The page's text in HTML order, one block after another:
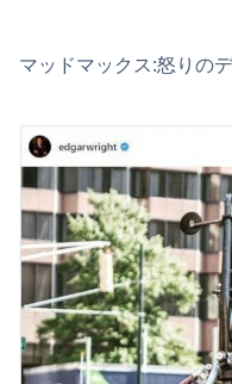
マッドマックス:怒りの